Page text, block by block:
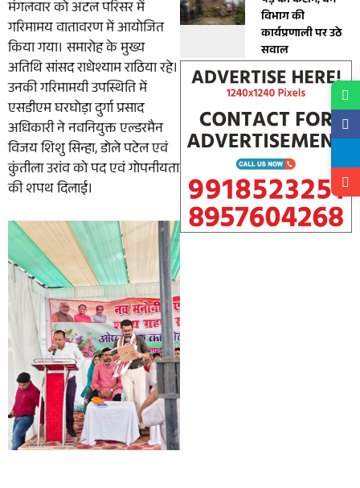
मंगलवार को अटल परिसर में
गरिमामय वातावरण में आयोजित
किया गया। समारोह के मुख्य
अतिथि सांसद राधेश्याम राठिया रहे।
उनकी गरिमामयी उपस्थिति में
एसडीएम घरघोड़ा दुर्गा प्रसाद
अधिकारी ने नवनियुक्त एल्डरमैन
विजय शिशु सिन्हा, डोले पटेल एवं
कुंतीला उरांव को पद एवं गोपनीयता
की शपथ दिलाई।
विभाग की
कार्यप्रणाली पर उठे
सवाल